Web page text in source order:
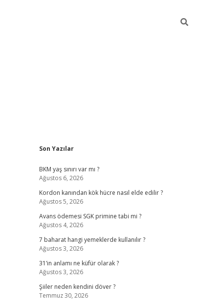
Sidebar
Son Yazılar
BKM yaş sınırı var mı ?
Ağustos 6, 2026
Kordon kanından kök hücre nasıl elde edilir ?
Ağustos 5, 2026
Avans ödemesi SGK primine tabi mi ?
Ağustos 4, 2026
7 baharat hangi yemeklerde kullanılır ?
Ağustos 3, 2026
31’in anlamı ne küfür olarak ?
Ağustos 3, 2026
Şiiler neden kendini döver ?
Temmuz 30, 2026
betexper giriş